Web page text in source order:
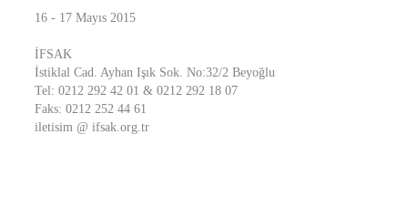
16 - 17 Mayıs 2015
İFSAK
İstiklal Cad. Ayhan Işık Sok. No:32/2 Beyoğlu
Tel: 0212 292 42 01 & 0212 292 18 07
Faks: 0212 252 44 61
iletisim @ ifsak.org.tr